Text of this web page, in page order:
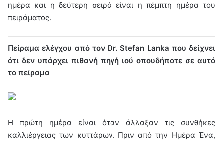
ημέρα και η δεύτερη σειρά είναι η πέμπτη ημέρα του
πειράματος.
Πείραμα ελέγχου από τον Dr. Stefan Lanka που δείχνει
ότι δεν υπάρχει πιθανή πηγή ιού οπουδήποτε σε αυτό
το πείραμα
Η πρώτη ημέρα είναι όταν άλλαξαν τις συνθήκες
καλλιέργειας των κυττάρων. Πριν από την Ημέρα Ένα,